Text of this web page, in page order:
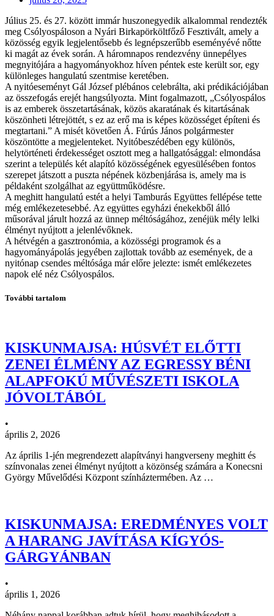
Július 25. és 27. között immár huszonegyedik alkalommal rendezték
meg Csólyospáloson a Nyári Birkapörköltfőző Fesztivált, amely a
közösség egyik legjelentősebb és legnépszerűbb eseményévé nőtte
ki magát az évek során. A háromnapos rendezvény ünnepélyes
megnyitójára a hagyományokhoz híven péntek este került sor, egy
különleges hangulatú szentmise keretében.
A nyitóeseményt Gál József plébános celebrálta, aki prédikációjában
az összefogás erejét hangsúlyozta. Mint fogalmazott, „Csólyospálos
is az emberek összetartásának, közös akaratának és kitartásának
köszönheti létrejöttét, s ez az erő ma is képes közösséget építeni és
megtartani.” A misét követően Á. Fúrús János polgármester
köszöntötte a megjelenteket. Nyitóbeszédében egy különös,
helytörténeti érdekességet osztott meg a hallgatósággal: elmondása
szerint a település két alapító közösségének egyesülésében fontos
szerepet játszott a puszta népének közbenjárása is, amely ma is
példaként szolgálhat az együttműködésre.
A meghitt hangulatú estét a helyi Tamburás Együttes fellépése tette
még emlékezetesebbé. Az együttes egyházi énekekből álló
műsorával járult hozzá az ünnep méltóságához, zenéjük mély lelki
élményt nyújtott a jelenlévőknek.
A hétvégén a gasztronómia, a közösségi programok és a
hagyományápolás jegyében zajlottak tovább az események, de a
nyitónap csendes méltósága már előre jelezte: ismét emlékezetes
napok elé néz Csólyospálos.
További tartalom
KISKUNMAJSA: HÚSVÉT ELŐTTI
ZENEI ÉLMÉNY AZ EGRESSY BÉNI
ALAPFOKÚ MŰVÉSZETI ISKOLA
JÓVOLTÁBÓL
•
április 2, 2026
Az április 1-jén megrendezett alapítványi hangverseny meghitt és
színvonalas zenei élményt nyújtott a közönség számára a Konecsni
György Művelődési Központ színháztermében. Az …
KISKUNMAJSA: EREDMÉNYES VOLT
A HARANG JAVÍTÁSA KÍGYÓS-
GÁRGYÁNBAN
•
április 1, 2026